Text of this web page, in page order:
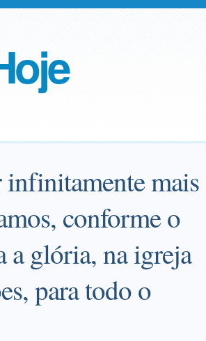
infinitamente mais
conforme o
a glória, na igreja
para todo o